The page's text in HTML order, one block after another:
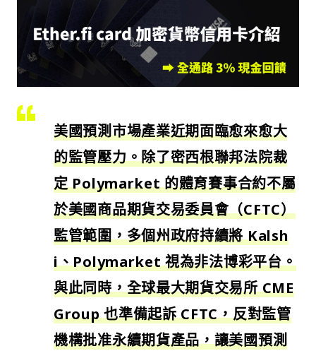
美國預測市場產業近期面臨愈來愈大
的監管壓力。除了密西根聯邦法院裁
定 Polymarket 的體育賽事合約不屬
於美國商品期貨交易委員會（CFTC）
監管範圍，多個州政府持續將 Kalsh
i、Polymarket 視為非法博彩平台。
與此同時，全球最大期貨交易所 CME
Group 也準備起訴 CFTC，反對監管
機構批准永續期貨產品，讓美國預測